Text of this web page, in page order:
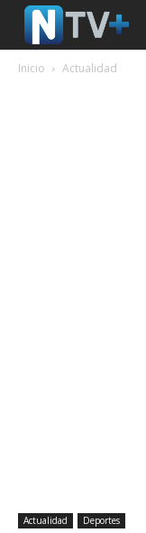
Inicio Actualidad
Actualidad Deportes